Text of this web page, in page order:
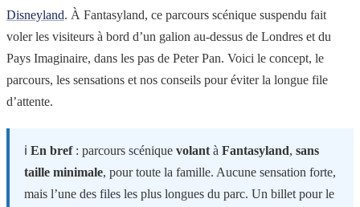
Disneyland. À Fantasyland, ce parcours scénique suspendu fait
voler les visiteurs à bord d’un galion au-dessus de Londres et du
Pays Imaginaire, dans les pas de Peter Pan. Voici le concept, le
parcours, les sensations et nos conseils pour éviter la longue file
d’attente.
ℹ️ En bref: parcours scénique volant à Fantasyland, sans
taille minimale, pour toute la famille. Aucune sensation forte,
mais l’une des files les plus longues du parc. Un billet pour le